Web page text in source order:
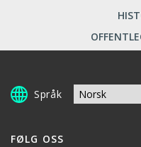
Språk
FØLG OSS